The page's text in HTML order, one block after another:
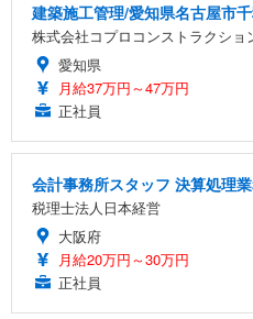
建築施工管理/愛知県名古屋市
株式会社コプロコンストラクショ
愛知県
月給37万円～47万円
正社員
会計事務所スタッフ 決算処理
税理士法人日本経営
大阪府
月給20万円～30万円
正社員